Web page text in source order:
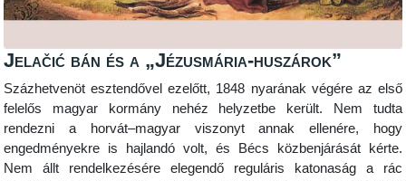
Jelačić bán és a „Jézusmária-huszárok”
Százhetvenöt esztendővel ezelőtt, 1848 nyarának végére az első
felelős magyar kormány nehéz helyzetbe került. Nem tudta
rendezni a horvát–magyar viszonyt annak ellenére, hogy
engedményekre is hajlandó volt, és Bécs közbenjárását kérte.
Nem állt rendelkezésére elegendő reguláris katonaság a rác